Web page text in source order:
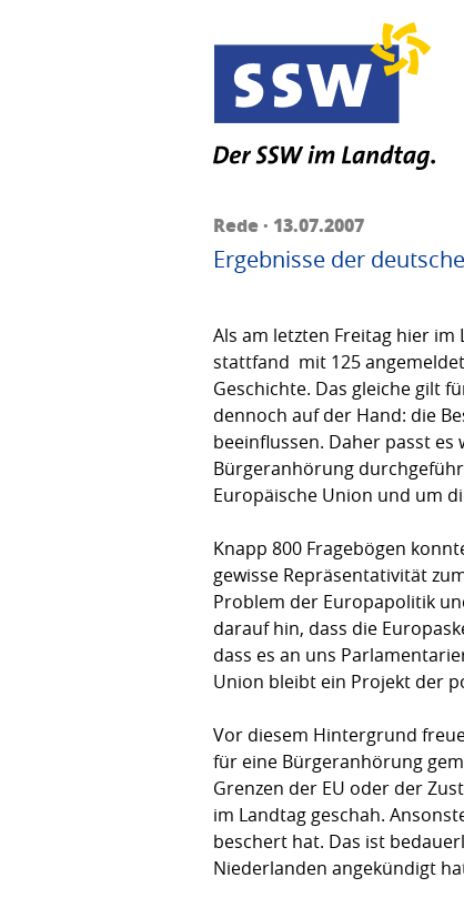
Rede · 13.07.2007
Ergebnisse der
Als am letzten Freitag hier
stattfand  mit 125
Geschichte. Das gleiche gilt
dennoch auf der Hand: die
beeinflussen. Daher passt es
Bürgeranhörung
Europäische Union und um
Knapp 800 Fragebögen
gewisse Repräsentativität
Problem der Europapolitik
darauf hin, dass die
dass es an uns
Union bleibt ein Projekt der
Vor diesem Hintergrund
für eine Bürgeranhörung
Grenzen der EU oder der
im Landtag geschah.
beschert hat. Das ist
Niederlanden angekündigt